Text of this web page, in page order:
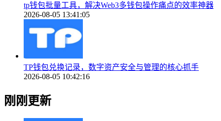
tp钱包批量工具，解决Web3多钱包操作痛点的效率神器
2026-08-05 13:41:05
TP钱包兑换记录，数字资产安全与管理的核心抓手
2026-08-05 10:42:16
刚刚更新